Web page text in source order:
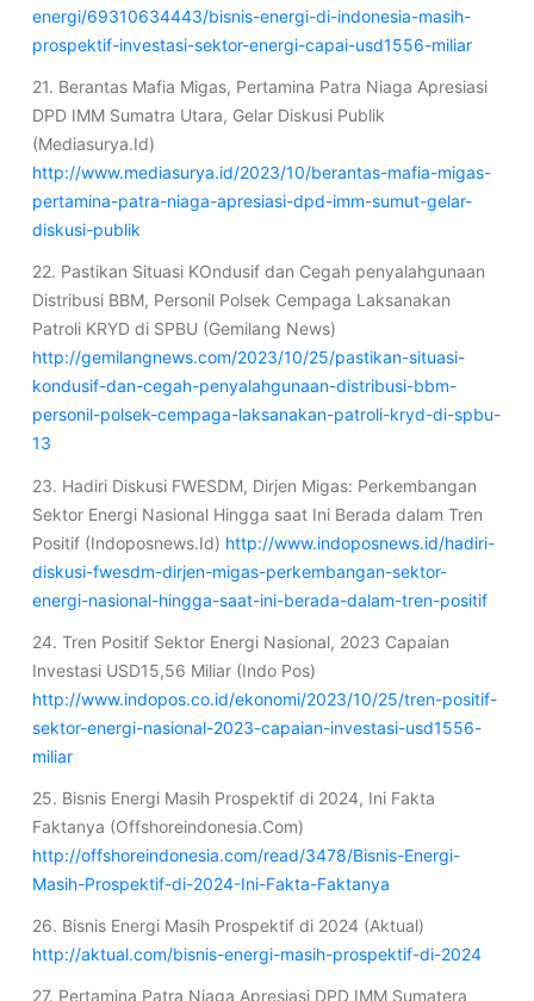
energi/69310634443/bisnis-energi-di-indonesia-masih-
prospektif-investasi-sektor-energi-capai-usd1556-miliar
21. Berantas Mafia Migas, Pertamina Patra Niaga Apresiasi
DPD IMM Sumatra Utara, Gelar Diskusi Publik
(Mediasurya.Id)
http://www.mediasurya.id/2023/10/berantas-mafia-migas-
pertamina-patra-niaga-apresiasi-dpd-imm-sumut-gelar-
diskusi-publik
22. Pastikan Situasi KOndusif dan Cegah penyalahgunaan
Distribusi BBM, Personil Polsek Cempaga Laksanakan
Patroli KRYD di SPBU (Gemilang News)
http://gemilangnews.com/2023/10/25/pastikan-situasi-
kondusif-dan-cegah-penyalahgunaan-distribusi-bbm-
personil-polsek-cempaga-laksanakan-patroli-kryd-di-spbu-
13
23. Hadiri Diskusi FWESDM, Dirjen Migas: Perkembangan
Sektor Energi Nasional Hingga saat Ini Berada dalam Tren
Positif (Indoposnews.Id) http://www.indoposnews.id/hadiri-
diskusi-fwesdm-dirjen-migas-perkembangan-sektor-
energi-nasional-hingga-saat-ini-berada-dalam-tren-positif
24. Tren Positif Sektor Energi Nasional, 2023 Capaian
Investasi USD15,56 Miliar (Indo Pos)
http://www.indopos.co.id/ekonomi/2023/10/25/tren-positif-
sektor-energi-nasional-2023-capaian-investasi-usd1556-
miliar
25. Bisnis Energi Masih Prospektif di 2024, Ini Fakta
Faktanya (Offshoreindonesia.Com)
http://offshoreindonesia.com/read/3478/Bisnis-Energi-
Masih-Prospektif-di-2024-Ini-Fakta-Faktanya
26. Bisnis Energi Masih Prospektif di 2024 (Aktual)
http://aktual.com/bisnis-energi-masih-prospektif-di-2024
27. Pertamina Patra Niaga Apresiasi DPD IMM Sumatera